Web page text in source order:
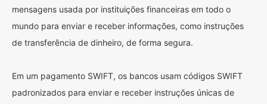
mensagens usada por instituições financeiras em todo o
mundo para enviar e receber informações, como instruções
de transferência de dinheiro, de forma segura.
Em um pagamento SWIFT, os bancos usam códigos SWIFT
padronizados para enviar e receber instruções únicas de